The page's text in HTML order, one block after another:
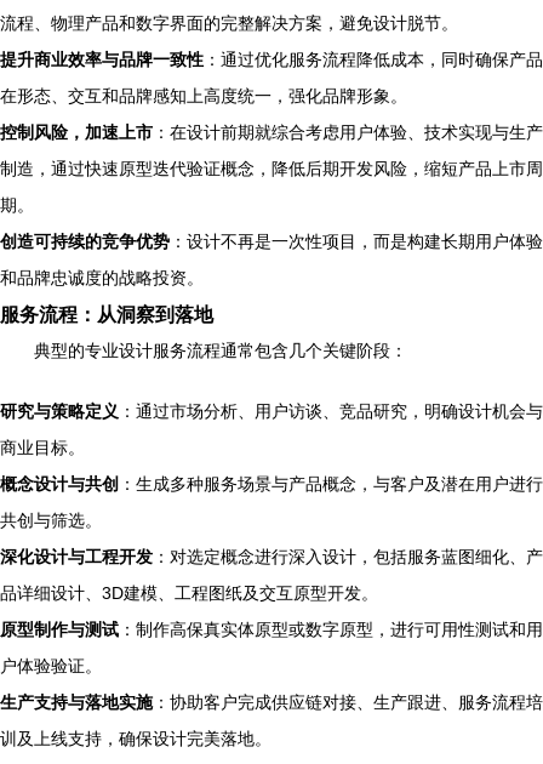
流程、物理产品和数字界面的完整解决方案，避免设计脱节。
提升商业效率与品牌一致性 ：通过优化服务流程降低成本，同时确保产品
在形态、交互和品牌感知上高度统一，强化品牌形象。
控制风险，加速上市 ：在设计前期就综合考虑用户体验、技术实现与生产
制造，通过快速原型迭代验证概念，降低后期开发风险，缩短产品上市周
期。
创造可持续的竞争优势 ：设计不再是一次性项目，而是构建长期用户体验
和品牌忠诚度的战略投资。
服务流程：从洞察到落地
典型的专业设计服务流程通常包含几个关键阶段：
研究与策略定义 ：通过市场分析、用户访谈、竞品研究，明确设计机会与
商业目标。
概念设计与共创 ：生成多种服务场景与产品概念，与客户及潜在用户进行
共创与筛选。
深化设计与工程开发 ：对选定概念进行深入设计，包括服务蓝图细化、产
品详细设计、3D建模、工程图纸及交互原型开发。
原型制作与测试 ：制作高保真实体原型或数字原型，进行可用性测试和用
户体验验证。
生产支持与落地实施：协助客户完成供应链对接、生产跟进、服务流程培
训及上线支持，确保设计完美落地。